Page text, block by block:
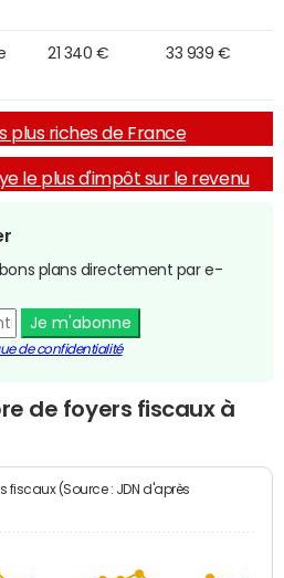
21 340 € 33 939 €
plus riches de France
le plus d'impôt sur le revenu
plans directement par e-
Je m'abonne
de confidentialité
de foyers fiscaux à
fiscaux (Source : JDN d'après